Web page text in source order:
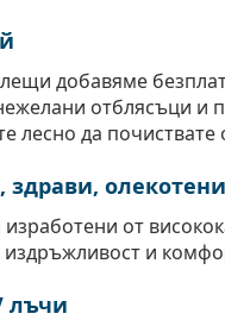
добавяме
отблясъци и
лесно да почиствате
здрави, олекотени
от
издръжливост и
лъчи